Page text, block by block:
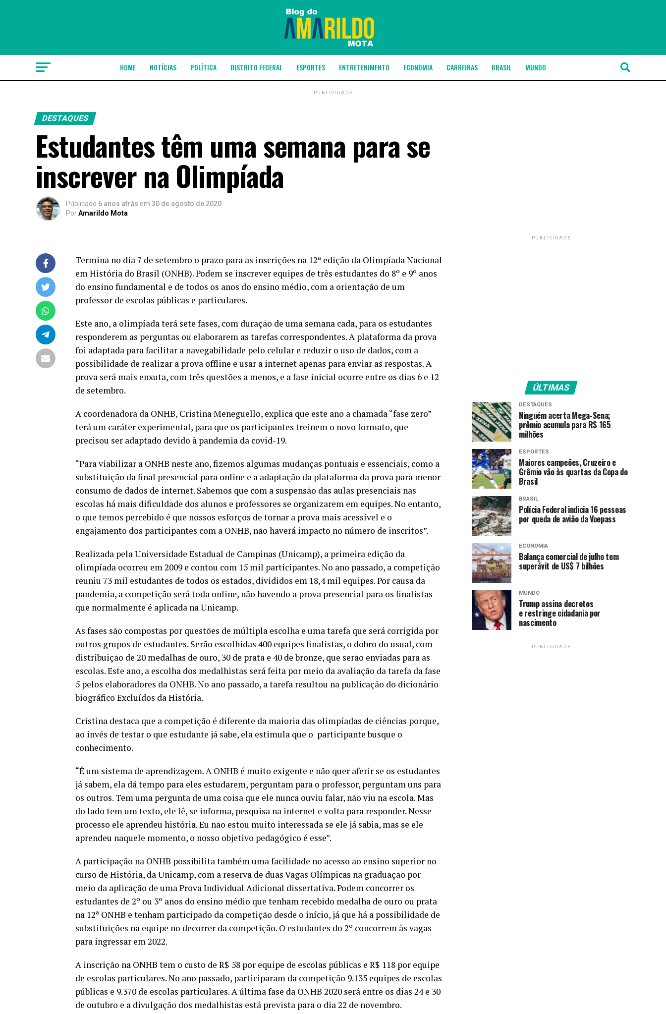
HOME NOTÍCIAS POLÍTICA DISTRITO FEDERAL ESPORTES ENTRETENIMENTO ECONOMIA CARREIRAS BRASIL MUNDO
PUBLICIDADE
DESTAQUES
Estudantes têm uma semana para se
inscrever na Olimpíada
Públicado 6 anos atrás em 30 de agosto de 2020
PorAmarildo Mota
Termina no dia 7 de setembro o prazo para as inscrições na 12ª edição da Olimpíada Nacional
em História do Brasil (ONHB). Podem se inscrever equipes de três estudantes do 8º e 9º anos
do ensino fundamental e de todos os anos do ensino médio, com a orientação de um
professor de escolas públicas e particulares.
Este ano, a olimpíada terá sete fases, com duração de uma semana cada, para os estudantes
responderem as perguntas ou elaborarem as tarefas correspondentes. A plataforma da prova
foi adaptada para facilitar a navegabilidade pelo celular e reduzir o uso de dados, com a
possibilidade de realizar a prova offline e usar a internet apenas para enviar as respostas. A
prova será mais enxuta, com três questões a menos, e a fase inicial ocorre entre os dias 6 e 12
de setembro.
A coordenadora da ONHB, Cristina Meneguello, explica que este ano a chamada “fase zero”
terá um caráter experimental, para que os participantes treinem o novo formato, que
precisou ser adaptado devido à pandemia da covid-19.
“Para viabilizar a ONHB neste ano, fizemos algumas mudanças pontuais e essenciais, como a
substituição da final presencial para online e a adaptação da plataforma da prova para menor
consumo de dados de internet. Sabemos que com a suspensão das aulas presenciais nas
escolas há mais dificuldade dos alunos e professores se organizarem em equipes. No entanto,
o que temos percebido é que nossos esforços de tornar a prova mais acessível e o
engajamento dos participantes com a ONHB, não haverá impacto no número de inscritos”.
Realizada pela Universidade Estadual de Campinas (Unicamp), a primeira edição da
olimpíada ocorreu em 2009 e contou com 15 mil participantes. No ano passado, a competição
reuniu 73 mil estudantes de todos os estados, divididos em 18,4 mil equipes. Por causa da
pandemia, a competição será toda online, não havendo a prova presencial para os finalistas
que normalmente é aplicada na Unicamp.
As fases são compostas por questões de múltipla escolha e uma tarefa que será corrigida por
outros grupos de estudantes. Serão escolhidas 400 equipes finalistas, o dobro do usual, com
distribuição de 20 medalhas de ouro, 30 de prata e 40 de bronze, que serão enviadas para as
escolas. Este ano, a escolha dos medalhistas será feita por meio da avaliação da tarefa da fase
5 pelos elaboradores da ONHB. No ano passado, a tarefa resultou na publicação do dicionário
biográfico Excluídos da História.
Cristina destaca que a competição é diferente da maioria das olimpíadas de ciências porque,
ao invés de testar o que estudante já sabe, ela estimula que o participante busque o
conhecimento.
“É um sistema de aprendizagem. A ONHB é muito exigente e não quer aferir se os estudantes
já sabem, ela dá tempo para eles estudarem, perguntam para o professor, perguntam uns para
os outros. Tem uma pergunta de uma coisa que ele nunca ouviu falar, não viu na escola. Mas
do lado tem um texto, ele lê, se informa, pesquisa na internet e volta para responder. Nesse
processo ele aprendeu história. Eu não estou muito interessada se ele já sabia, mas se ele
aprendeu naquele momento, o nosso objetivo pedagógico é esse”.
A participação na ONHB possibilita também uma facilidade no acesso ao ensino superior no
curso de História, da Unicamp, com a reserva de duas Vagas Olímpicas na graduação por
meio da aplicação de uma Prova Individual Adicional dissertativa. Podem concorrer os
estudantes de 2º ou 3º anos do ensino médio que tenham recebido medalha de ouro ou prata
na 12ª ONHB e tenham participado da competição desde o início, já que há a possibilidade de
substituições na equipe no decorrer da competição. O estudantes do 2º concorrem às vagas
para ingressar em 2022.
A inscrição na ONHB tem o custo de R$ 58 por equipe de escolas públicas e R$ 118 por equipe
de escolas particulares. No ano passado, participaram da competição 9.135 equipes de escolas
públicas e 9.370 de escolas particulares. A última fase da ONHB 2020 será entre os dias 24 e 30
de outubro e a divulgação dos medalhistas está prevista para o dia 22 de novembro.
PUBLICIDADE
ÚLTIMAS
DESTAQUES
Ninguém acerta Mega-Sena;
prêmio acumula para R$ 165
milhões
ESPORTES
Maiores campeões, Cruzeiro e
Grêmio vão às quartas da Copa do
Brasil
BRASIL
Polícia Federal indicia 16 pessoas
por queda de avião da Voepass
ECONOMIA
Balança comercial de julho tem
superávit de US$ 7 bilhões
MUNDO
Trump assina decretos
e restringe cidadania por
nascimento
PUBLICIDADE